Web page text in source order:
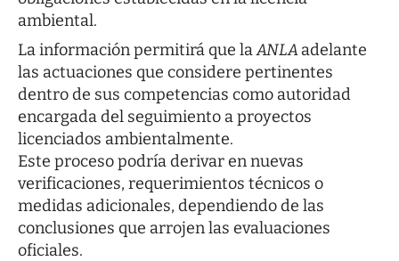
ambiental.
La información permitirá que laANLAadelante
las actuaciones que considere pertinentes
dentro de sus competencias como autoridad
encargada del seguimiento a proyectos
licenciados ambientalmente.
Este proceso podría derivar en nuevas
verificaciones, requerimientos técnicos o
medidas adicionales, dependiendo de las
conclusiones que arrojen las evaluaciones
oficiales.